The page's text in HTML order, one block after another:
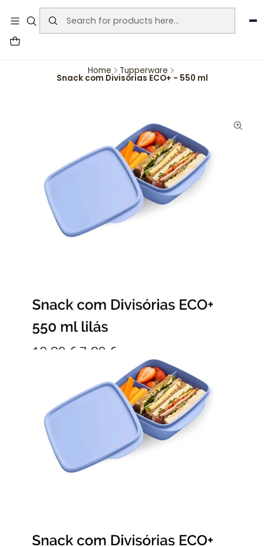
User-agent: * Allow: / Sitemap:
https://www.auraemporium.pt/sitemap.xml
Home Tupperware
Snack com Divisórias ECO+ - 550 ml